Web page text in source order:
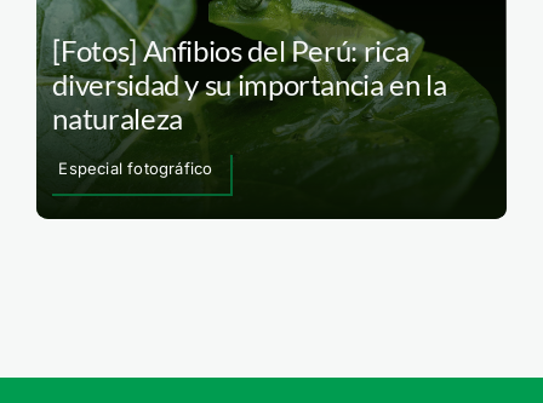
[Fotos] Anfibios del Perú: rica
diversidad y su importancia en la
naturaleza
Especial fotográfico